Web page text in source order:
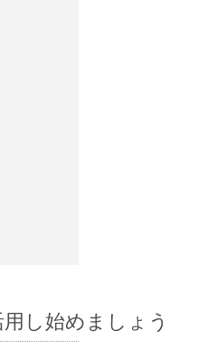
用し始めましょう